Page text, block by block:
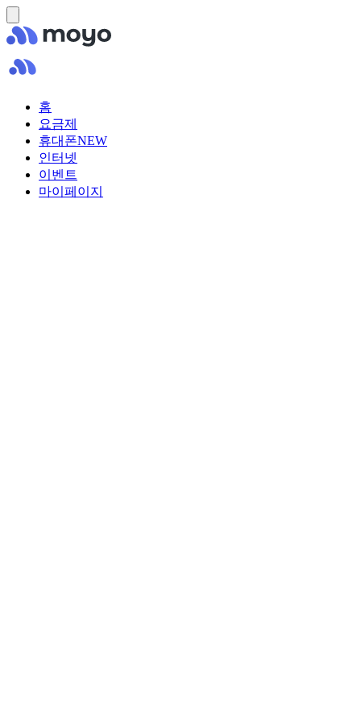
홈
요금제
휴대폰NEW
인터넷
이벤트
마이페이지